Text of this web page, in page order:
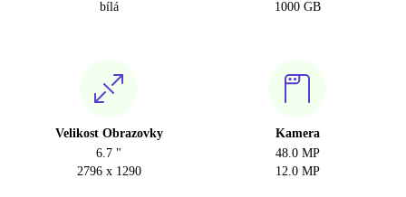
bílá
1000 GB
Velikost Obrazovky
6.7 "
2796 x 1290
Kamera
48.0 MP
12.0 MP